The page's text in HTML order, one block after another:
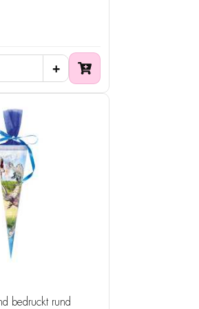
bedruckt rund